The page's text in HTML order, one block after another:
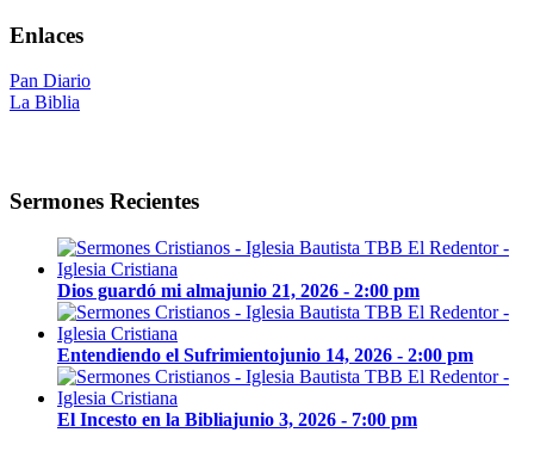
Enlaces
Pan Diario
La Biblia
Sermones Recientes
Dios guardó mi almajunio 21, 2026 - 2:00 pm
Entendiendo el Sufrimientojunio 14, 2026 - 2:00 pm
El Incesto en la Bibliajunio 3, 2026 - 7:00 pm